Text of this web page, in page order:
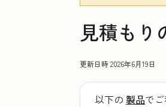
見積もり
更新日時2026年6月19日
以下の 製品で